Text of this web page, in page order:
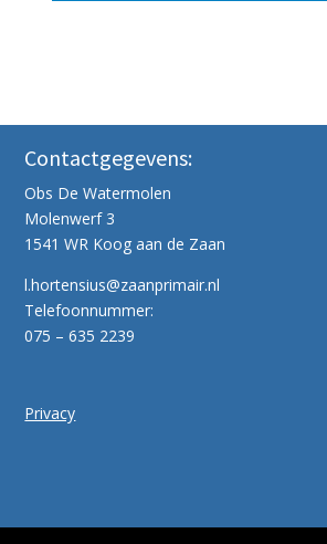
Contactgegevens:
Obs De Watermolen
Molenwerf 3
1541 WR Koog aan de Zaan
l.hortensius@zaanprimair.nl
Telefoonnummer:
075 – 635 2239
Privacy